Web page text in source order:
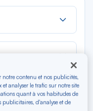
liste
notre contenu et nos publicités,
analyser le trafic sur notre site
quant à vos habitudes de
publicitaires, d'analyse et de